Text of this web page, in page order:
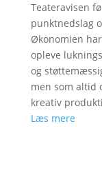
Teateravisen
punktnedslag
Økonomien
opleve
og
men som altid
kreativ
Læs mere